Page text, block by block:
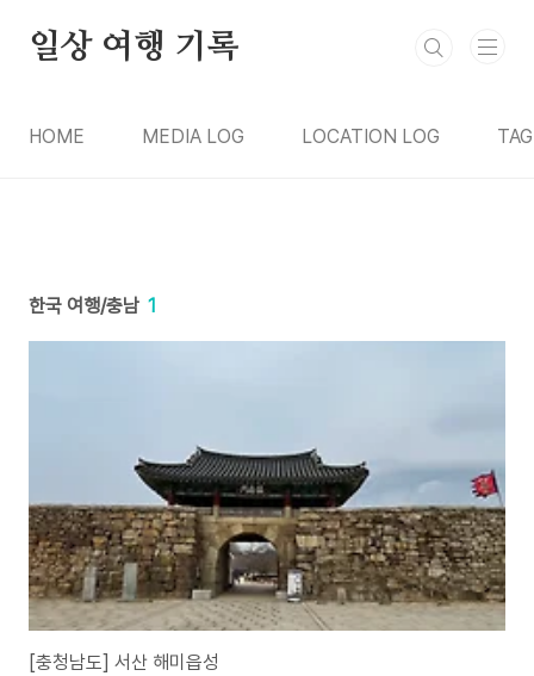
일상 여행 기록
HOME MEDIA LOG LOCATION LOG TAG
한국 여행/충남 1
[충청남도] 서산 해미읍성